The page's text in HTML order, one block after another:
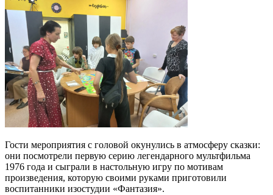
Гости мероприятия с головой окунулись в атмосферу сказки:
они посмотрели первую серию легендарного мультфильма
1976 года и сыграли в настольную игру по мотивам
произведения, которую своими руками приготовили
воспитанники изостудии «Фантазия».